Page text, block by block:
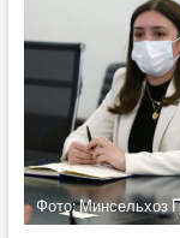
Фото: Минсельхоз